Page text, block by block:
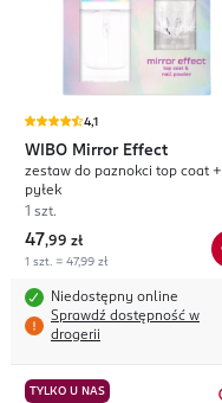
4,1
WIBO Mirror Effect
zestaw do paznokci top coat +
pyłek
1 szt.
47,99 zł
1 szt. = 47,99 zł
Niedostępny online
Sprawdź dostępność w
drogerii
TYLKO U NAS